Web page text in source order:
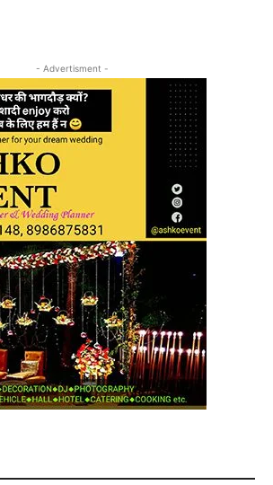
- Advertisment -